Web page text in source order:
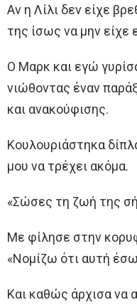
Αν η Λίλι δεν είχε
της ίσως να μην είχε
Ο Μαρκ και εγώ
νιώθοντας έναν
και ανακούφισης.
Κουλουριάστηκα
μου να τρέχει ακόμα.
«Σώσες τη ζωή της
Με φίλησε στην
«Νομίζω ότι αυτή
Και καθώς άρχισα να